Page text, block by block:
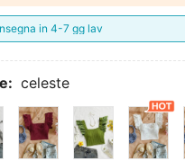
in 4-7 gg lav
celeste